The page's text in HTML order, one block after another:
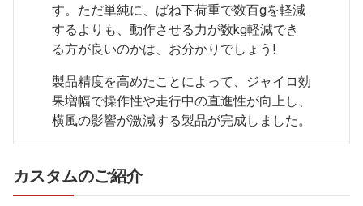
す。ただ単純に、ばね下荷重で数百gを軽減
するよりも、動作させる力が数kg軽減でき
る方が良いのかは、お分かりでしょう!
製品精度を高めたことによって、ジャイロ効
果増幅で操作性や走行中の直進性が向上し、
横風の影響が激減する製品が完成しました。
カスタムのご紹介